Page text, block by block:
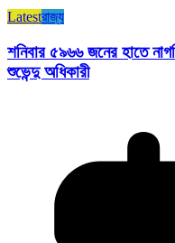
Latestরাজ্য​
শনিবার ৫৯৬৬ জনের হাতে
শুভেন্দু অধিকারী